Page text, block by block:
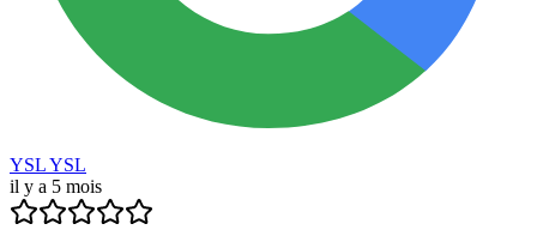
YSL YSL
il y a 5 mois